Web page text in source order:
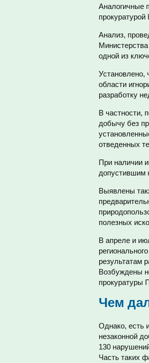
Аналогичные
Анализ,
Министерства
одной из
Установлено,
области
разработку
В частности,
добычу без
отведенных
При наличии
допустившим
Выявлены
полезных
В апреле и
результатам
Возбуждены
прокуратуры
Чем
Однако, есть
незаконной
130
Часть таких